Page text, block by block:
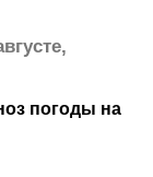
погоды на